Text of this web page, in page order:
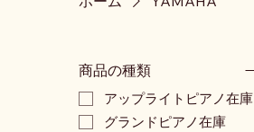
商品の種類
アップライトピアノ在庫
グランドピアノ在庫